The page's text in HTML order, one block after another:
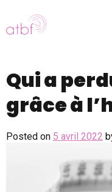
Qui a
grâce à
Posted on 5 avril 2022